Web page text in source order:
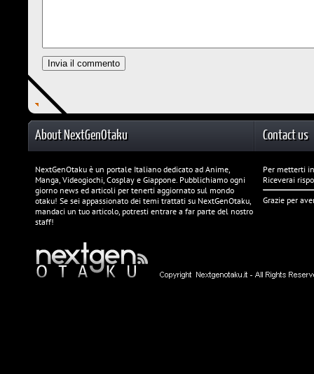
About NextGenOtaku
NextGenOtaku è un portale Italiano dedicato ad Anime,
Manga, Videogiochi, Cosplay e Giappone. Pubblichiamo ogni
giorno news ed articoli per tenerti aggiornato sul mondo
otaku! Se sei appassionato dei temi trattati su NextGenOtaku,
mandaci un tuo articolo, potresti entrare a far parte del nostro
staff!
Contact us
Per metterti
Riceverai
Grazie per